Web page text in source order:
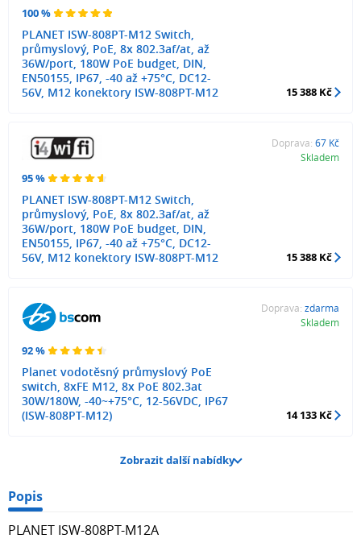
100 %
PLANET ISW-808PT-M12 Switch,
průmyslový, PoE, 8x 802.3af/at, až
36W/port, 180W PoE budget, DIN,
EN50155, IP67, -40 až +75°C, DC12-
56V, M12 konektory ISW-808PT-M12
15 388 Kč
95 %
PLANET ISW-808PT-M12 Switch,
průmyslový, PoE, 8x 802.3af/at, až
36W/port, 180W PoE budget, DIN,
EN50155, IP67, -40 až +75°C, DC12-
56V, M12 konektory ISW-808PT-M12
Doprava: 67 Kč
Skladem
15 388 Kč
92 %
Planet vodotěsný průmyslový PoE
switch, 8xFE M12, 8x PoE 802.3at
30W/180W, -40~+75°C, 12-56VDC, IP67
(ISW-808PT-M12)
Doprava: zdarma
Skladem
14 133 Kč
Zobrazit další nabídky
Popis
PLANET ISW-808PT-M12A